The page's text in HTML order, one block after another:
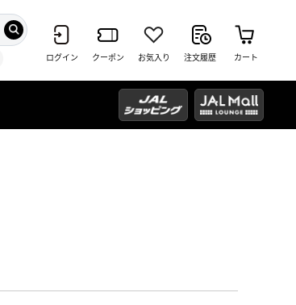
ログイン クーポン お気入り 注文履歴 カート